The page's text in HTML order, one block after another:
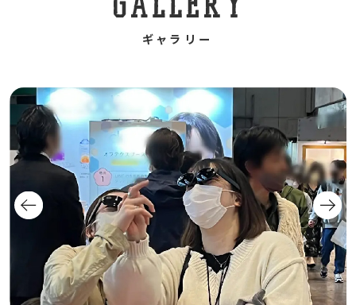
ギャラリー